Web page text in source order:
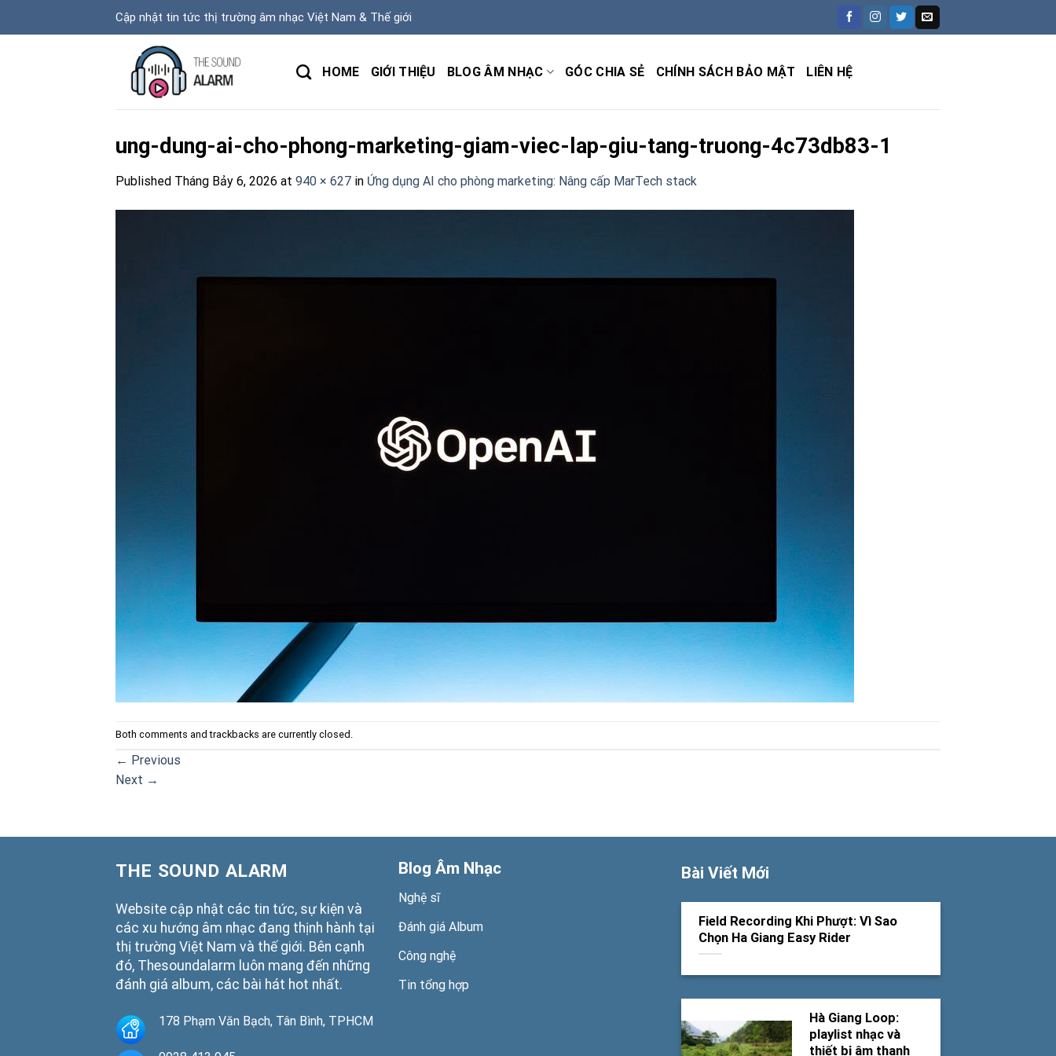
Cập nhật tin tức thị trường âm nhạc Việt Nam & Thế giới
HOME GIỚI THIỆU BLOG ÂM NHẠC GÓC CHIA SẺ CHÍNH SÁCH BẢO MẬT LIÊN HỆ
ung-dung-ai-cho-phong-marketing-giam-viec-lap-giu-tang-truong-4c73db83-1
Published Tháng Bảy 6, 2026 at 940 × 627 in Ứng dụng AI cho phòng marketing: Nâng cấp MarTech stack
Both comments and trackbacks are currently closed.
← Previous
Next →
THE SOUND ALARM
Website cập nhật các tin tức, sự kiện và
các xu hướng âm nhạc đang thịnh hành tại
thị trường Việt Nam và thế giới. Bên cạnh
đó, Thesoundalarm luôn mang đến những
đánh giá album, các bài hát hot nhất.
178 Phạm Văn Bạch, Tân Bình, TPHCM
Blog Âm Nhạc
Nghệ sĩ
Đánh giá Album
Công nghệ
Tin tổng hợp
Bài Viết Mới
Field Recording Khi Phượt: Vì Sao
Chọn Ha Giang Easy Rider
Hà Giang Loop:
playlist nhạc và
thiết bị âm thanh